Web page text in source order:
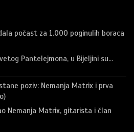
počast za 1.000 poginulih boraca
Pantelejmona, u Bijeljini su…
poziv: Nemanja Matrix i prva
Nemanja Matrix, gitarista i član